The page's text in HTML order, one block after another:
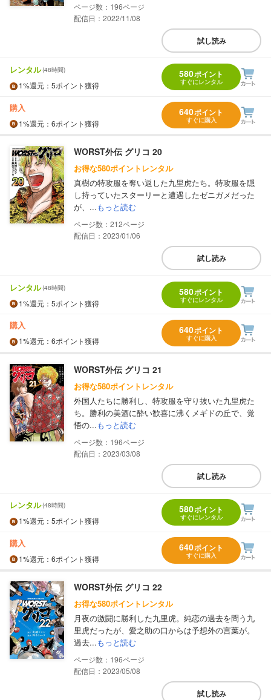
196
配信日：2022/11/08
試し読み
レンタル(48時間)
1%還元 ：5ポイント獲得
580ポイント
すぐにレンタル
購入
1%還元 ：6ポイント獲得
640ポイント
すぐに購入
WORST外伝 グリコ 20
お得な580ポイントレンタル
真樹の特攻服を奪い返した九里虎たち。特攻服を隠
し持っていたスターリーと遭遇したゼニガメだった
が、...もっと読む
212
配信日：2023/01/06
試し読み
レンタル(48時間)
1%還元 ：5ポイント獲得
580ポイント
すぐにレンタル
購入
1%還元 ：6ポイント獲得
640ポイント
すぐに購入
WORST外伝 グリコ 21
お得な580ポイントレンタル
外国人たちに勝利し、特攻服を守り抜いた九里虎た
ち。勝利の美酒に酔い歓喜に沸くメギドの丘で、覚
悟の...もっと読む
196
配信日：2023/03/08
試し読み
レンタル(48時間)
1%還元 ：5ポイント獲得
580ポイント
すぐにレンタル
購入
1%還元 ：6ポイント獲得
640ポイント
すぐに購入
WORST外伝 グリコ 22
お得な580ポイントレンタル
月夜の激闘に勝利した九里虎。純恋の過去を問う九
里虎だったが、愛之助の口からは予想外の言葉が。
過去...もっと読む
196
配信日：2023/05/08
試し読み